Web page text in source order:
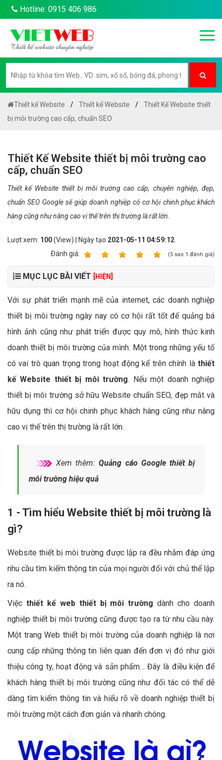
Hotline: 0915 406 986
Thiết kế Website Thiết kế Website
Thiết Kế Website thiết
bị môi trường cao cấp, chuẩn SEO
Thiết Kế Website thiết bị môi trường cao
cấp, chuẩn SEO
Thiết kế Website thiết bị môi trường cao cấp, chuyên nghiệp, đẹp,
chuẩn SEO Google sẽ giúp doanh nghiệp có cơ hội chinh phục khách
hàng cũng như nâng cao vị thế trên thị trường là rất lớn.
Lượt xem: 100(View) | Ngày tạo 2021-05-11 04:59:12
Ðánh giá:
(5 sao 1 đánh giá)
MỤC LỤC BÀI VIẾT [HIỆN]
Với sự phát triển mạnh mẽ của internet, các doanh nghiệp
thiết bị môi trường ngày nay có cơ hội rất tốt để quảng bá
hình ảnh cũng như phát triển được quy mô, hình thức kinh
doanh thiết bị môi trường của mình. Một trong những yếu tố
có vai trò quan trọng trong hoạt động kể trên chính là thiết
kế Website thiết bị môi trường. Nếu một doanh nghiệp
thiết bị môi trường sở hữu Website chuẩn SEO, đẹp mắt và
hữu dụng thì cơ hội chinh phục khách hàng cũng như nâng
cao vị thế trên thị trường là rất lớn.
Xem thêm:Quảng cáo Google thiết bị
môi trường hiệu quả
1 - Tìm hiểu Website thiết bị môi trường là
gì?
Website thiết bị môi trường được lập ra đều nhằm đáp ứng
nhu cầu tìm kiếm thông tin của mọi người đối với chủ thể lập
ra nó.
Việc thiết kế web thiết bị môi trường dành cho doanh
nghiệp thiết bị môi trường cũng được tạo ra từ nhu cầu này.
Một trang Web thiết bị môi trường của doanh nghiệp là nơi
cung cấp những thông tin liên quan đến đơn vị đó như giới
thiệu công ty, hoạt động và sản phẩm… Đây là điều kiện để
khách hàng thiết bị môi trường cũng như đối tác có thể dễ
dàng tìm kiếm thông tin và hiểu rõ về doanh nghiệp thiết bị
môi trường một cách đơn giản và nhanh chóng.